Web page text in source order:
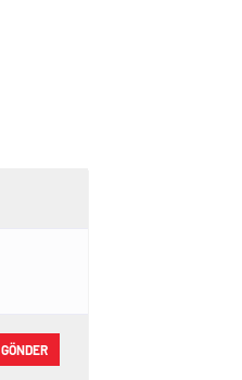
GÖNDER